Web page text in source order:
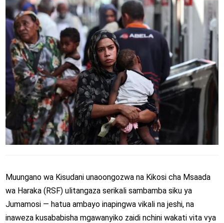
Muungano wa Kisudani unaoongozwa na Kikosi cha Msaada
wa Haraka (RSF) ulitangaza serikali sambamba siku ya
Jumamosi — hatua ambayo inapingwa vikali na jeshi, na
inaweza kusababisha mgawanyiko zaidi nchini wakati vita vya